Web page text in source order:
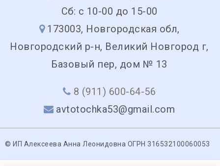
Сб: с 10-00 до 15-00
173003, Новгородская обл,
Новгородский р-н, Великий Новгород г,
Базовый пер, дом № 13
8 (911) 600-64-56
avtotochka53@gmail.com
© ИП Алексеева Анна Леонидовна ОГРН 316532100060053